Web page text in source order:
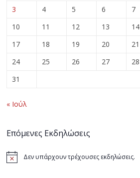
3
4 5 6 7
10
11 12 13 14
17
18 19 20 21
24
25 26 27 28
31
« Ιούλ
Επόμενες Εκδηλώσεις
Δεν υπάρχουν τρέχουσες εκδηλώσεις.